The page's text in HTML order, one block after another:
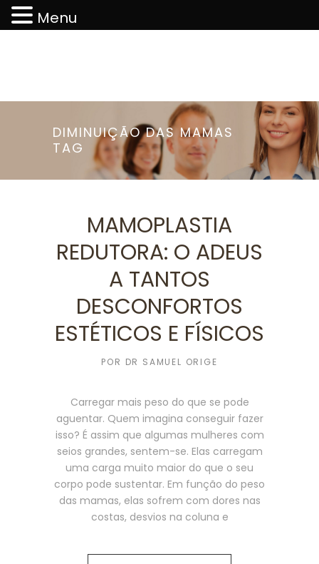
DIMINUIÇÃO DAS MAMAS
TAG
MAMOPLASTIA
REDUTORA: O ADEUS
A TANTOS
DESCONFORTOS
ESTÉTICOS E FÍSICOS
POR DR SAMUEL ORIGE
Carregar mais peso do que se pode
aguentar. Quem imagina conseguir fazer
isso? É assim que algumas mulheres com
seios grandes, sentem-se. Elas carregam
uma carga muito maior do que o seu
corpo pode sustentar. Em função do peso
das mamas, elas sofrem com dores nas
costas, desvios na coluna e
Menu